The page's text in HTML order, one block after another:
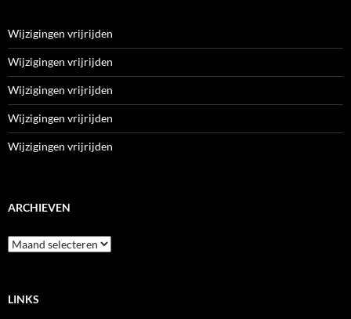
Wijzigingen vrijrijden
Wijzigingen vrijrijden
Wijzigingen vrijrijden
Wijzigingen vrijrijden
Wijzigingen vrijrijden
ARCHIEVEN
Archieven
LINKS